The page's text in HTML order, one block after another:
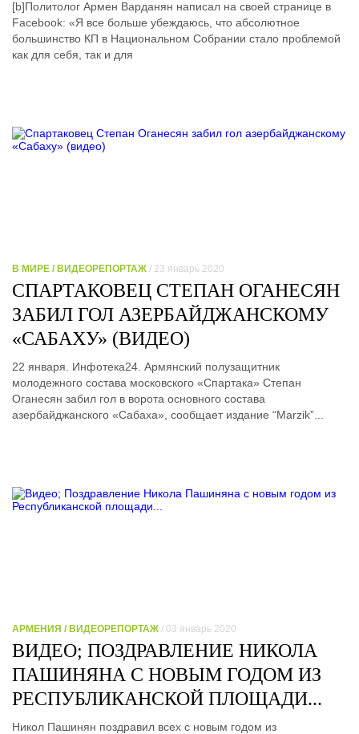
[b]Политолог Армен Варданян написал на своей странице в
Facebook: «Я все больше убеждаюсь, что абсолютное
большинство КП в Национальном Собрании стало проблемой
как для себя, так и для
В МИРЕ / ВИДЕОРЕПОРТАЖ / 23 январь 2020
СПАРТАКОВЕЦ СТЕПАН ОГАНЕСЯН
ЗАБИЛ ГОЛ АЗЕРБАЙДЖАНСКОМУ
«САБАХУ» (ВИДЕО)
22 января. Инфотека24. Армянский полузащитник
молодежного состава московского «Спартака» Степан
Оганесян забил гол в ворота основного состава
азербайджанского «Сабаха», сообщает издание “Marzik”...
АРМЕНИЯ / ВИДЕОРЕПОРТАЖ / 03 январь 2020
ВИДЕО; ПОЗДРАВЛЕНИЕ НИКОЛА
ПАШИНЯНА С НОВЫМ ГОДОМ ИЗ
РЕСПУБЛИКАНСКОЙ ПЛОЩАДИ...
Никол Пашинян поздравил всех с новым годом из